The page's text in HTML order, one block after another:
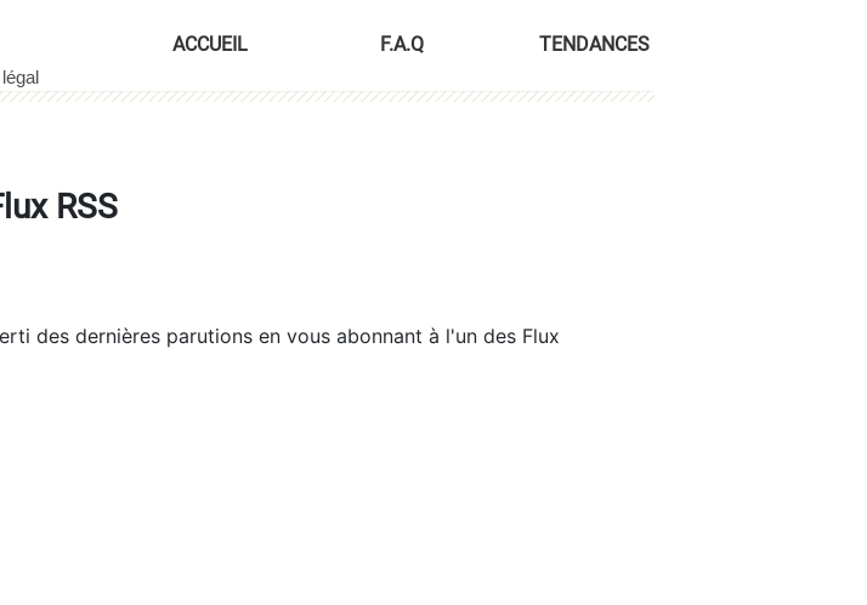
ACCUEIL F.A.Q TENDANCES
RSS
des dernières parutions en vous abonnant à l'un des Flux